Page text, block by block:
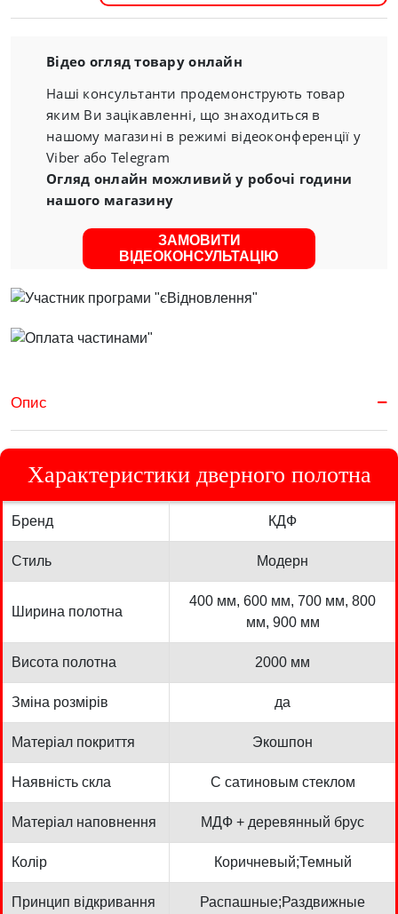
Відео огляд товару онлайн
Наші консультанти продемонструють товар
яким Ви зацікавленні, що знаходиться в
нашому магазині в режимі відеоконференції у
Viber або Telegram
Огляд онлайн можливий у робочі години
нашого магазину
ЗАМОВИТИ
ВІДЕОКОНСУЛЬТАЦІЮ
Опис
Характеристики дверного полотна
Бренд КДФ
Стиль Модерн
Ширина полотна
400 мм, 600 мм, 700 мм, 800
мм, 900 мм
Висота полотна 2000 мм
Зміна розмірів да
Матеріал покриття Экошпон
Наявність скла С сатиновым стеклом
Матеріал наповнення МДФ + деревянный брус
Колір Коричневый;Темный
Принцип відкривання Распашные;Раздвижные